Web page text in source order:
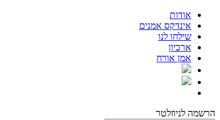
אודות
אינדקס אמנים
שילחו לנו
ארכיון
אמן אורח
הרשמה לניוזלטר